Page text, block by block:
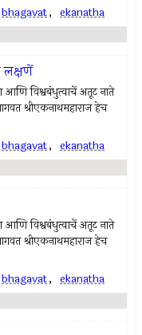
bhagavat, ekanatha
लक्षणें
आणि विश्वबंधुत्वाचें अतूट नाते
श्रीएकनाथमहाराज हेच
bhagavat, ekanatha
आणि विश्वबंधुत्वाचें अतूट नाते
श्रीएकनाथमहाराज हेच
bhagavat, ekanatha